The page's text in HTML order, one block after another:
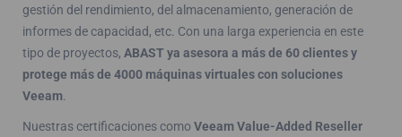
gestión del rendimiento, del almacenamiento, generación de
informes de capacidad, etc. Con una larga experiencia en este
tipo de proyectos, ABAST ya asesora a más de 60 clientes y
protege más de 4000 máquinas virtuales con soluciones
Veeam.
Nuestras certificaciones como Veeam Value-Added Reseller